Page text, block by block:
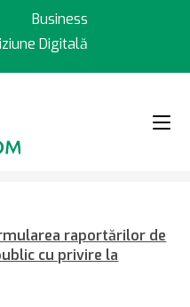
Business
Digitală
Transparență
raportărilor de
cu privire la